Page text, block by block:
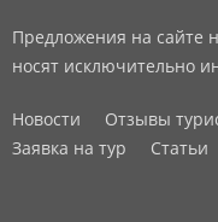
Предложения на сайте
носят исключительно
Новости Отзывы
Заявка на тур
Статьи